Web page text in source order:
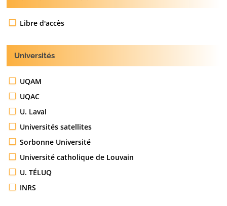
Libre d'accès
Universités
UQAM
UQAC
U. Laval
Universités satellites
Sorbonne Université
Université catholique de Louvain
U. TÉLUQ
INRS